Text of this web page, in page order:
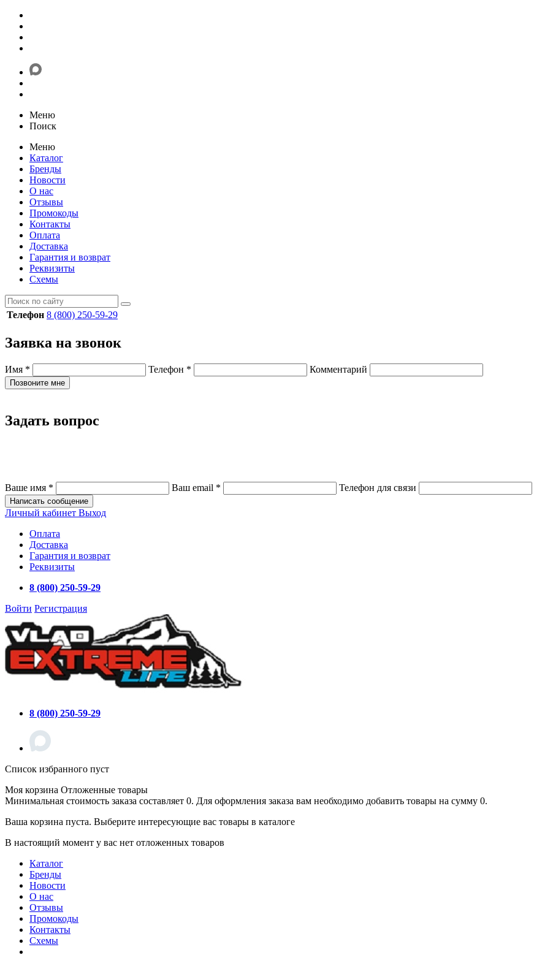
Меню
Поиск
Меню
Каталог
Бренды
Новости
О нас
Отзывы
Промокоды
Контакты
Оплата
Доставка
Гарантия и возврат
Реквизиты
Схемы
Телефон 8 (800) 250-59-29
Заявка на звонок
Имя * Телефон * Комментарий
Позвоните мне
Задать вопрос
Ваше имя * Ваш email * Телефон для связи
Написать сообщение
Личный кабинет Выход
Оплата
Доставка
Гарантия и возврат
Реквизиты
8 (800) 250-59-29
Войти Регистрация
8 (800) 250-59-29
Список избранного пуст
Моя корзина Отложенные товары
Минимальная стоимость заказа составляет 0. Для оформления заказа вам необходимо добавить товары на сумму 0.
Ваша корзина пуста. Выберите интересующие вас товары в каталоге
В настоящий момент у вас нет отложенных товаров
Каталог
Бренды
Новости
О нас
Отзывы
Промокоды
Контакты
Схемы